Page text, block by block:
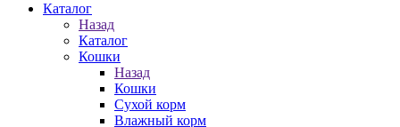
Каталог
Назад
Каталог
Кошки
Назад
Кошки
Сухой корм
Влажный корм